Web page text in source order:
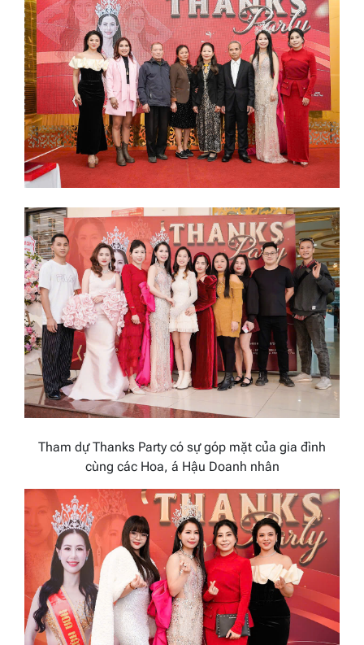
Tham dự Thanks Party có sự góp mặt của gia đình
cùng các Hoa, á Hậu Doanh nhân